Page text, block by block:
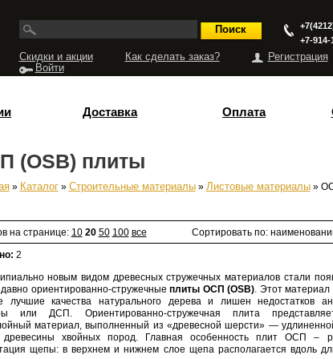
+7-914-
Скидки и акции Как сделать заказ?
Регистрация
Войти
Доставка Оплата
(OSB) плиты
» Каталог» Строительные материалы» Листовые материалы»
на странице: 10 20 50 100 все Сортировать по:
2
новым видом древесных стружечных материалов стали
давно ориентированно-стружечныеплиты ОСП (OSB). Этот материал
лучшие качества натурального дерева и лишен недостатков
или ДСП. Ориентированно-стружечная плита
материал, выполненный из «древесной шерсти» —
хвойных пород. Главная особенность плит ОСП –
щепы: в верхнем и нижнем слое щепа располагается вдоль